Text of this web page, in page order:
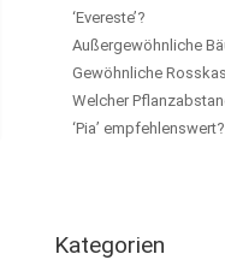
‘Evereste’?
Außergewöhnliche
Gewöhnliche
Welcher
‘Pia’ empfehlenswert?
Kategorien